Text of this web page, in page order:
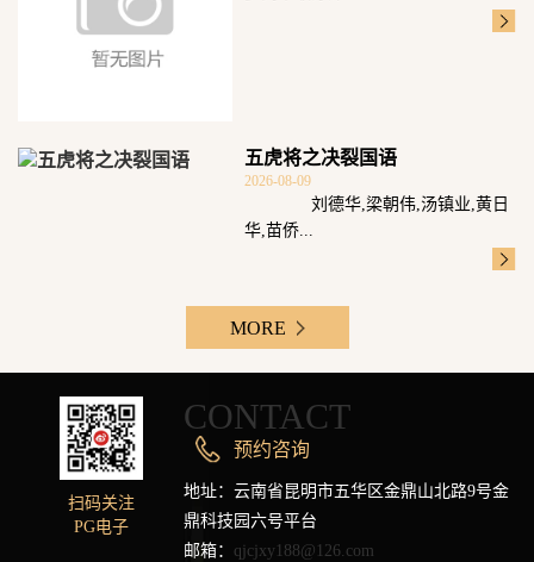
五虎将之决裂国语
2026-08-09
刘德华,梁朝伟,汤镇业,黄日
华,苗侨...
MORE
扫码关注
PG电子
CONTACT
预约咨询
地址：云南省昆明市五华区金鼎山北路9号金
鼎科技园六号平台
邮箱： qjcjxy188@126.com